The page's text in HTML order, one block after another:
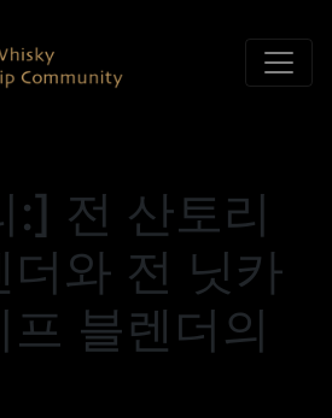
:] 전 산토리
더와 전 닛카
블렌더의